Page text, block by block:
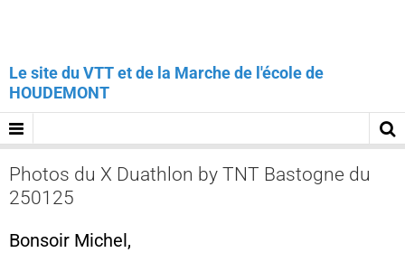
Le site du VTT et de la Marche de l'école de
HOUDEMONT
Photos du X Duathlon by TNT Bastogne du
250125
Bonsoir Michel,